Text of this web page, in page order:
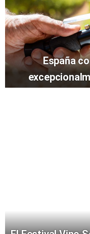
España